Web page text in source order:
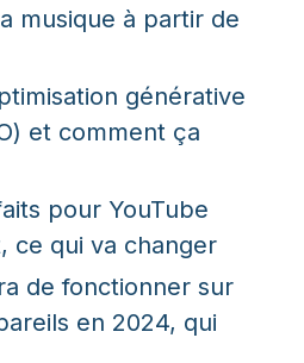
musique à partir de
générative
et comment ça
pour YouTube
ce qui va changer
de fonctionner sur
en 2024, qui